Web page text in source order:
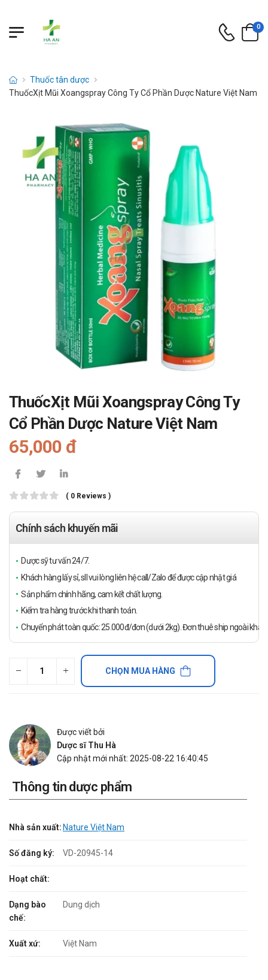
0
Thuốc tân dược
ThuốcXịt Mũi Xoangspray Công Ty Cổ Phần Dược Nature Việt Nam
ThuốcXịt Mũi Xoangspray Công Ty
Cổ Phần Dược Nature Việt Nam
65,000 đ
( 0 Reviews )
Chính sách khuyến mãi
Dược sỹ tư vấn 24/7.
Khách hàng lấy sỉ, sll vui lòng liên hệ call/Zalo để được cập nhật giá
Sản phẩm chính hãng, cam kết chất lượng.
Kiểm tra hàng trước khi thanh toán.
Chuyển phát toàn quốc: 25.000đ/đơn (dưới 2kg). Đơn thuê ship ngoài
CHỌN MUA HÀNG
Được viết bởi
Dược sĩ Thu Hà
Cập nhật mới nhất: 2025-08-22 16:40:45
Thông tin dược phẩm
Nhà sản xuất: Nature Việt Nam
Số đăng ký: VD-20945-14
Hoạt chất:
Dạng bào
chế:
Dung dịch
Xuất xứ: Việt Nam